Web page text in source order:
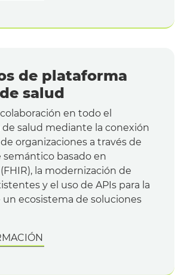
de plataforma
salud
en todo el
salud mediante la conexión
organizaciones a través de
basado en
la modernización de
y el uso de APIs para la
un ecosistema de soluciones